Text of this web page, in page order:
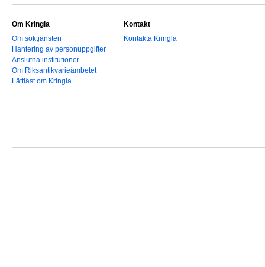
Om Kringla
Om söktjänsten
Hantering av personuppgifter
Anslutna institutioner
Om Riksantikvarieämbetet
Lättläst om Kringla
Kontakt
Kontakta Kringla